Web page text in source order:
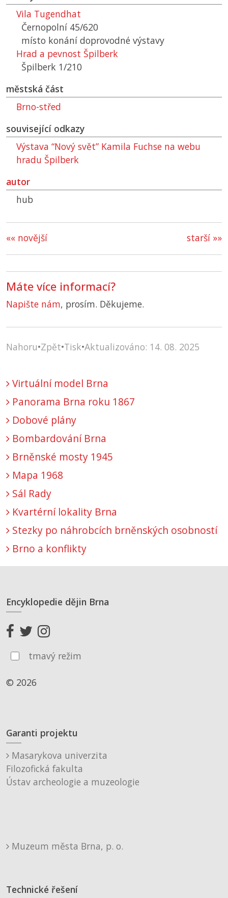
Vila Tugendhat
Černopolní 45/620
místo konání doprovodné výstavy
Hrad a pevnost Špilberk
Špilberk 1/210
městská část
Brno-střed
související odkazy
Výstava “Nový svět” Kamila Fuchse na webu
hradu Špilberk
autor
hub
starší »»
«« novější
Máte více informací?
Napište nám, prosím. Děkujeme.
Nahoru•Zpět•Tisk•Aktualizováno: 14. 08. 2025
Virtuální model Brna
Panorama Brna roku 1867
Dobové plány
Bombardování Brna
Brněnské mosty 1945
Mapa 1968
Sál Rady
Kvartérní lokality Brna
Stezky po náhrobcích brněnských osobností
Brno a konflikty
Encyklopedie dějin Brna
tmavý režim
© 2026
Garanti projektu
Masarykova univerzita
Filozofická fakulta
Ústav archeologie a muzeologie
Muzeum města Brna, p. o.
Technické řešení